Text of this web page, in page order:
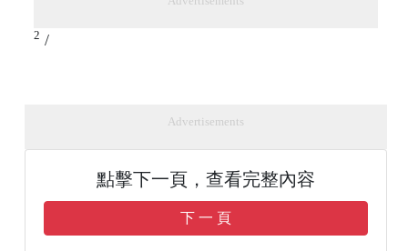
2 /
Advertisements
點擊下一頁，查看完整內容
下 一 頁